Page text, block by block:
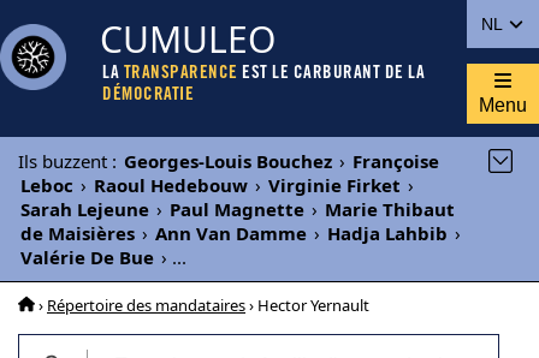
NL
CUMULEO
LA TRANSPARENCE EST LE CARBURANT DE LA
DÉMOCRATIE
Menu
Ils buzzent : Georges-Louis Bouchez › Françoise
Leboc › Raoul Hedebouw › Virginie Firket ›
Sarah Lejeune › Paul Magnette › Marie Thibaut
de Maisières › Ann Van Damme › Hadja Lahbib ›
Valérie De Bue › ...
› Répertoire des mandataires› Hector Yernault